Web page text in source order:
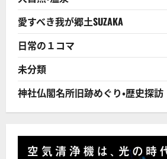
佇
む!
に
つ
い
て
さ
読
む
愛すべき我が郷土SUZAKA
日常の１コマ
未分類
神社仏閣名所旧跡めぐり・歴史探訪